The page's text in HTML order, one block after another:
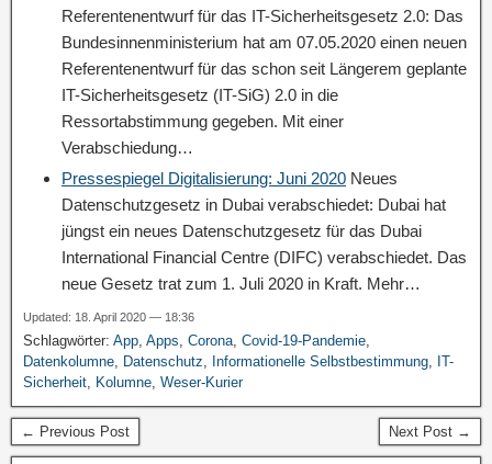
Referentenentwurf für das IT-Sicherheitsgesetz 2.0: Das
Bundesinnenministerium hat am 07.05.2020 einen neuen
Referentenentwurf für das schon seit Längerem geplante
IT-Sicherheitsgesetz (IT-SiG) 2.0 in die
Ressortabstimmung gegeben. Mit einer
Verabschiedung…
Pressespiegel Digitalisierung: Juni 2020 Neues
Datenschutzgesetz in Dubai verabschiedet: Dubai hat
jüngst ein neues Datenschutzgesetz für das Dubai
International Financial Centre (DIFC) verabschiedet. Das
neue Gesetz trat zum 1. Juli 2020 in Kraft. Mehr…
Updated: 18. April 2020 — 18:36
Schlagwörter: App Apps Corona Covid-19-Pandemie
Datenkolumne Datenschutz Informationelle Selbstbestimmung IT-
Sicherheit Kolumne Weser-Kurier
← Previous Post Next Post →